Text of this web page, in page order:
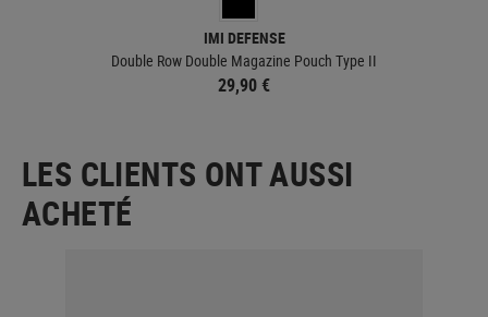
IMI DEFENSE
Double Row Double Magazine Pouch Type II
29,90 €
LES CLIENTS ONT AUSSI
ACHETÉ